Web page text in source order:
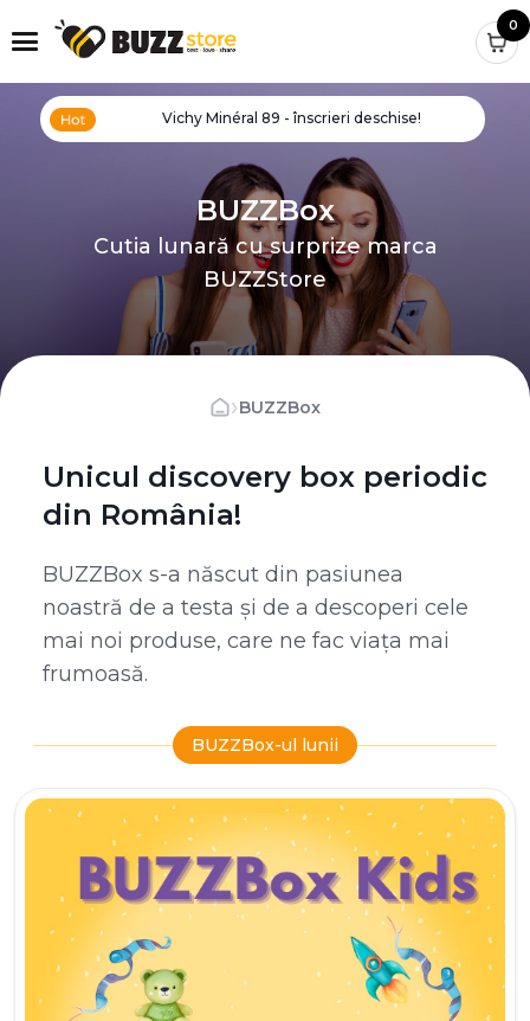
0
Vichy Minéral 89 - înscrieri deschise!
BUZZBox
Cutia lunară cu surprize marca
BUZZStore
›BUZZBox
Unicul discovery box periodic
din România!
BUZZBox s-a născut din pasiunea
noastră de a testa și de a descoperi cele
mai noi produse, care ne fac viața mai
frumoasă.
BUZZBox-ul lunii